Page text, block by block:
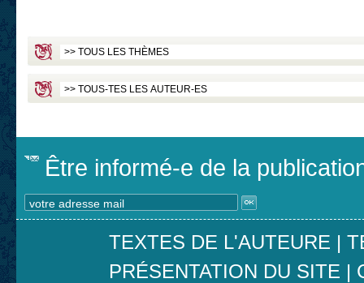
Être informé-e de la
TEXTES DE L'AUTEURE |
PRÉSENTATION DU SITE |